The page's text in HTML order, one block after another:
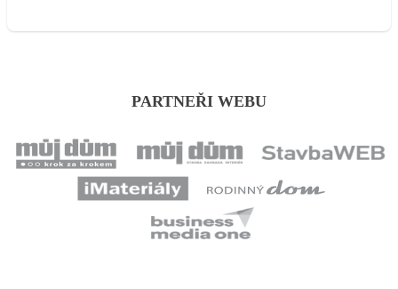
PARTNEŘI WEBU